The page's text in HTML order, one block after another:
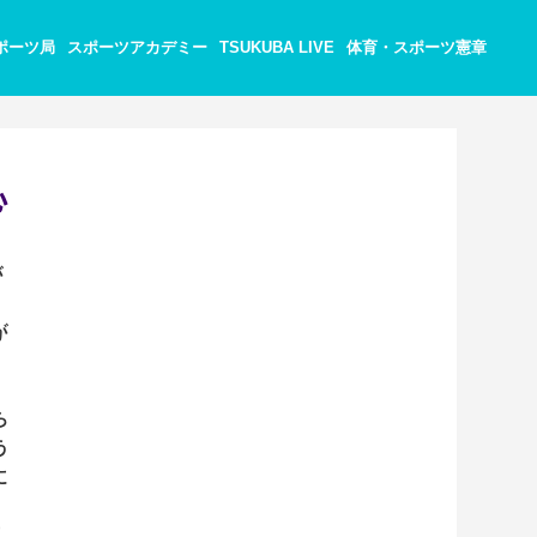
ーツ局 スポーツアカデミー TSUKUBA LIVE 体育・スポーツ憲章